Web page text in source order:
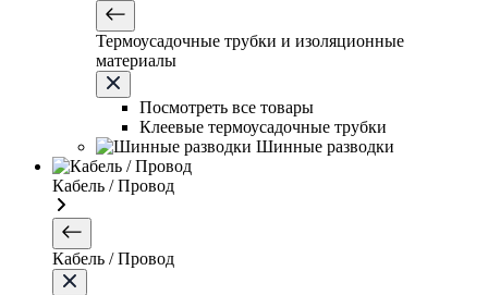
Термоусадочные трубки и изоляционные
материалы
Посмотреть все товары
Клеевые термоусадочные трубки
Шинные разводки
Кабель / Провод
Кабель / Провод